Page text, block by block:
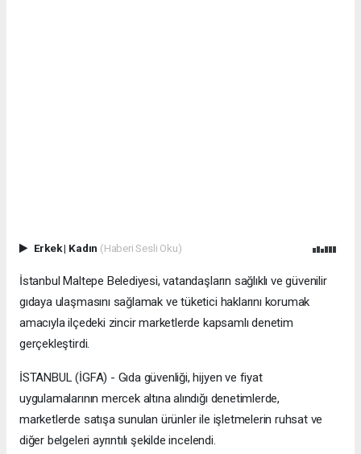
Erkek| Kadın (Haberi Sesli Oku)
İstanbul Maltepe Belediyesi, vatandaşların sağlıklı ve güvenilir
gıdaya ulaşmasını sağlamak ve tüketici haklarını korumak
amacıyla ilçedeki zincir marketlerde kapsamlı denetim
gerçekleştirdi.
İSTANBUL (İGFA) - Gıda güvenliği, hijyen ve fiyat
uygulamalarının mercek altına alındığı denetimlerde,
marketlerde satışa sunulan ürünler ile işletmelerin ruhsat ve
diğer belgeleri ayrıntılı şekilde incelendi.